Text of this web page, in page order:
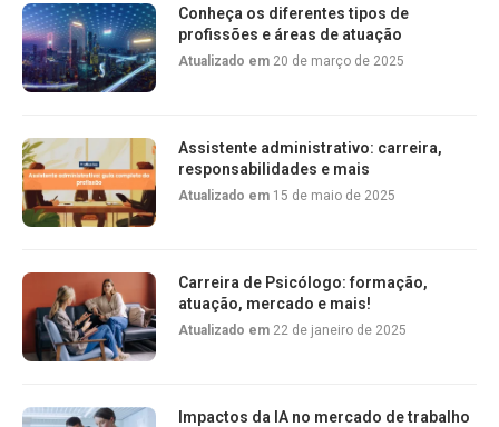
Conheça os diferentes tipos de
profissões e áreas de atuação
Atualizado em 20 de março de 2025
Assistente administrativo: carreira,
responsabilidades e mais
Atualizado em 15 de maio de 2025
Carreira de Psicólogo: formação,
atuação, mercado e mais!
Atualizado em 22 de janeiro de 2025
Impactos da IA no mercado de trabalho